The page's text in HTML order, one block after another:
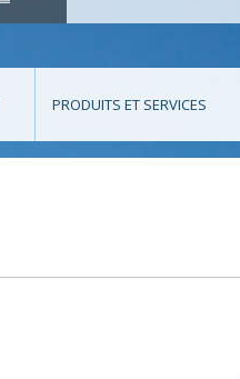
PRODUITS ET SERVICES